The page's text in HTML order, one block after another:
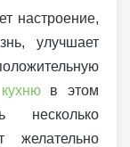
настроение,
улучшает
в этом
несколько
желательно